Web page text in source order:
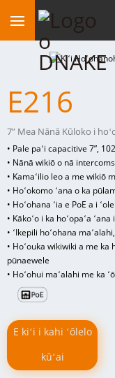
E216
7” Mea Nānā Kūloko i
• Pale paʻi capacitive 7”,
• Nānā wikiō o nā
• Kamaʻilio leo a me wikiō
• Hoʻokomo ʻana o ka
• Hoʻohana ʻia e PoE a i
• Kākoʻo i ka hoʻopaʻa
• ʻIkepili hoʻohana
• Hoʻouka wikiwiki a me
pūnaewele
• Hoʻohui maʻalahi me ka
E kiʻi i kahi ʻōlelo
kūʻai